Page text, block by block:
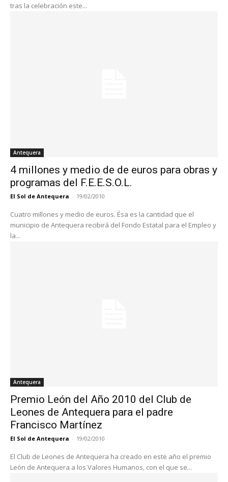
tras la celebración este...
Antequera
4 millones y medio de de euros para obras y
programas del F.E.E.S.O.L.
El Sol de Antequera - 19/02/2010
Cuatro millones y medio de euros. Ésa es la cantidad que el
municipio de Antequera recibirá del Fondo Estatal para el Empleo y
la...
Antequera
Premio León del Año 2010 del Club de
Leones de Antequera para el padre
Francisco Martínez
El Sol de Antequera - 19/02/2010
El Club de Leones de Antequera ha creado en este año el premio
León de Antequera a los Valores Humanos, con el que se...